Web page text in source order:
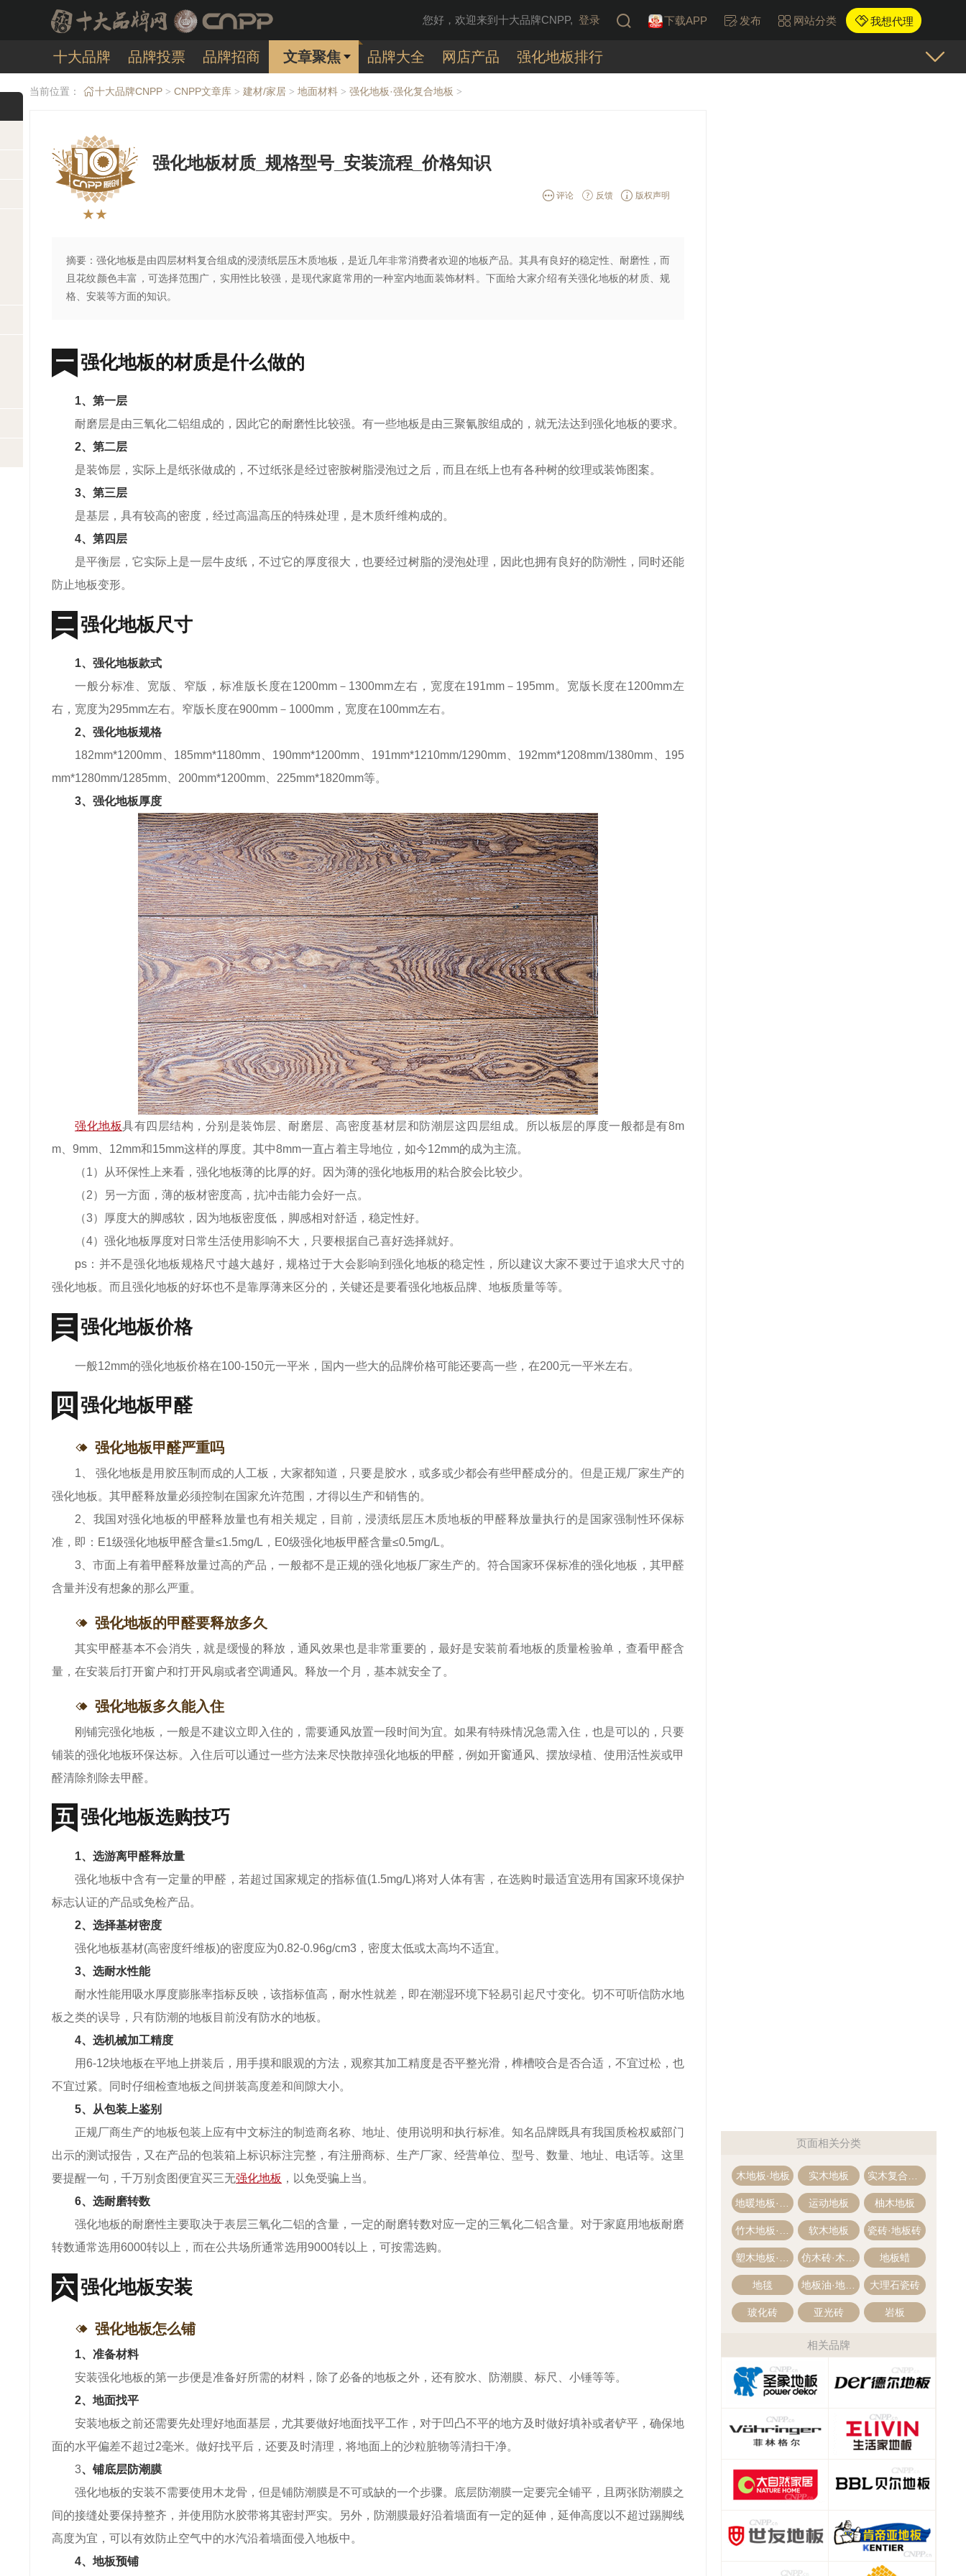
您好，欢迎来到十大品牌CNPP, 登录 下载APP 发布 网站分类 我想代理
十大品牌 品牌投票 品牌招商 文章聚焦 品牌大全 网店产品 强化地板排行
当前位置： 十大品牌CNPP > CNPP文章库 > 建材/家居 > 地面材料 > 强化地板·强化复合地板 >
★★
强化地板材质_规格型号_安装流程_价格知识
评论 反馈 版权声明
摘要：强化地板是由四层材料复合组成的浸渍纸层压木质地板，是近几年非常消费者欢迎的地板产品。其具有良好的稳定性、耐磨性，而
且花纹颜色丰富，可选择范围广，实用性比较强，是现代家庭常用的一种室内地面装饰材料。下面给大家介绍有关强化地板的材质、规
格、安装等方面的知识。
强化地板的材质是什么做的
1、第一层
耐磨层是由三氧化二铝组成的，因此它的耐磨性比较强。有一些地板是由三聚氰胺组成的，就无法达到强化地板的要求。
2、第二层
是装饰层，实际上是纸张做成的，不过纸张是经过密胺树脂浸泡过之后，而且在纸上也有各种树的纹理或装饰图案。
3、第三层
是基层，具有较高的密度，经过高温高压的特殊处理，是木质纤维构成的。
4、第四层
是平衡层，它实际上是一层牛皮纸，不过它的厚度很大，也要经过树脂的浸泡处理，因此也拥有良好的防潮性，同时还能
防止地板变形。
强化地板尺寸
1、强化地板款式
一般分标准、宽版、窄版，标准版长度在1200mm－1300mm左右，宽度在191mm－195mm。宽版长度在1200mm左
右，宽度为295mm左右。窄版长度在900mm－1000mm，宽度在100mm左右。
2、强化地板规格
182mm*1200mm、185mm*1180mm、190mm*1200mm、191mm*1210mm/1290mm、192mm*1208mm/1380mm、195
mm*1280mm/1285mm、200mm*1200mm、225mm*1820mm等。
3、强化地板厚度
强化地板具有四层结构，分别是装饰层、耐磨层、高密度基材层和防潮层这四层组成。所以板层的厚度一般都是有8m
m、9mm、12mm和15mm这样的厚度。其中8mm一直占着主导地位，如今12mm的成为主流。
（1）从环保性上来看，强化地板薄的比厚的好。因为薄的强化地板用的粘合胶会比较少。
（2）另一方面，薄的板材密度高，抗冲击能力会好一点。
（3）厚度大的脚感软，因为地板密度低，脚感相对舒适，稳定性好。
（4）强化地板厚度对日常生活使用影响不大，只要根据自己喜好选择就好。
ps：并不是强化地板规格尺寸越大越好，规格过于大会影响到强化地板的稳定性，所以建议大家不要过于追求大尺寸的
强化地板。而且强化地板的好坏也不是靠厚薄来区分的，关键还是要看强化地板品牌、地板质量等等。
强化地板价格
一般12mm的强化地板价格在100-150元一平米，国内一些大的品牌价格可能还要高一些，在200元一平米左右。
强化地板甲醛
强化地板甲醛严重吗
1、 强化地板是用胶压制而成的人工板，大家都知道，只要是胶水，或多或少都会有些甲醛成分的。但是正规厂家生产的
强化地板。其甲醛释放量必须控制在国家允许范围，才得以生产和销售的。
2、我国对强化地板的甲醛释放量也有相关规定，目前，浸渍纸层压木质地板的甲醛释放量执行的是国家强制性环保标
准，即：E1级强化地板甲醛含量≤1.5mg/L，E0级强化地板甲醛含量≤0.5mg/L。
3、市面上有着甲醛释放量过高的产品，一般都不是正规的强化地板厂家生产的。符合国家环保标准的强化地板，其甲醛
含量并没有想象的那么严重。
强化地板的甲醛要释放多久
其实甲醛基本不会消失，就是缓慢的释放，通风效果也是非常重要的，最好是安装前看地板的质量检验单，查看甲醛含
量，在安装后打开窗户和打开风扇或者空调通风。释放一个月，基本就安全了。
强化地板多久能入住
刚铺完强化地板，一般是不建议立即入住的，需要通风放置一段时间为宜。如果有特殊情况急需入住，也是可以的，只要
铺装的强化地板环保达标。入住后可以通过一些方法来尽快散掉强化地板的甲醛，例如开窗通风、摆放绿植、使用活性炭或甲
醛清除剂除去甲醛。
强化地板选购技巧
1、选游离甲醛释放量
强化地板中含有一定量的甲醛，若超过国家规定的指标值(1.5mg/L)将对人体有害，在选购时最适宜选用有国家环境保护
标志认证的产品或免检产品。
2、选择基材密度
强化地板基材(高密度纤维板)的密度应为0.82-0.96g/cm3，密度太低或太高均不适宜。
3、选耐水性能
耐水性能用吸水厚度膨胀率指标反映，该指标值高，耐水性就差，即在潮湿环境下轻易引起尺寸变化。切不可听信防水地
板之类的误导，只有防潮的地板目前没有防水的地板。
4、选机械加工精度
用6-12块地板在平地上拼装后，用手摸和眼观的方法，观察其加工精度是否平整光滑，榫槽咬合是否合适，不宜过松，也
不宜过紧。同时仔细检查地板之间拼装高度差和间隙大小。
5、从包装上鉴别
正规厂商生产的地板包装上应有中文标注的制造商名称、地址、使用说明和执行标准。知名品牌既具有我国质检权威部门
出示的测试报告，又在产品的包装箱上标识标注完整，有注册商标、生产厂家、经营单位、型号、数量、地址、电话等。这里
要提醒一句，千万别贪图便宜买三无强化地板 ，以免受骗上当。
6、选耐磨转数
强化地板的耐磨性主要取决于表层三氧化二铝的含量，一定的耐磨转数对应一定的三氧化二铝含量。对于家庭用地板耐磨
转数通常选用6000转以上，而在公共场所通常选用9000转以上，可按需选购。
强化地板安装
强化地板怎么铺
1、准备材料
安装强化地板的第一步便是准备好所需的材料，除了必备的地板之外，还有胶水、防潮膜、标尺、小锤等等。
2、地面找平
安装地板之前还需要先处理好地面基层，尤其要做好地面找平工作，对于凹凸不平的地方及时做好填补或者铲平，确保地
面的水平偏差不超过2毫米。做好找平后，还要及时清理，将地面上的沙粒脏物等清扫干净。
3、铺底层防潮膜
强化地板的安装不需要使用木龙骨，但是铺防潮膜是不可或缺的一个步骤。底层防潮膜一定要完全铺平，且两张防潮膜之
间的接缝处要保持整齐，并使用防水胶带将其密封严实。另外，防潮膜最好沿着墙面有一定的延伸，延伸高度以不超过踢脚线
高度为宜，可以有效防止空气中的水汽沿着墙面侵入地板中。
4、地板预铺
页面相关分类
木地板·地板 实木地板
运动地板 柚木地板
软木地板 瓷砖·地板砖
地板蜡
地毯 地板油·地板精油 大理石瓷砖
玻化砖 亚光砖 岩板
相关品牌